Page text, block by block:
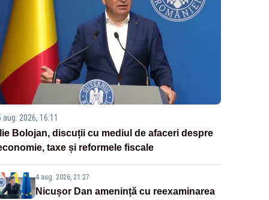
aug. 2026, 16:11
Ilie Bolojan, discuții cu mediul de afaceri despre
taxe și reformele fiscale
4 aug. 2026, 21:27
Nicușor Dan amenință cu reexaminarea